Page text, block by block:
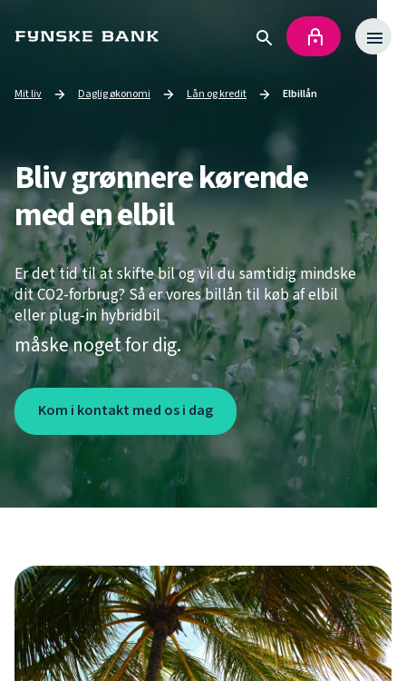
Mit liv
Go to Daglig økonomi
Go to Lån og kredit
Current page: Elbillån
Bliv grønnere kørende
med en elbil
Er det tid til at skifte bil og vil du samtidig mindske
dit CO2-forbrug? Så er vores billån til køb af elbil
eller plug-in hybridbil
måske noget for dig.
Kom i kontakt med os i dag